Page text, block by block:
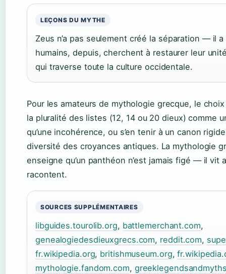
LEÇONS DU MYTHE
Zeus n’a pas seulement créé la séparation — il
humains, depuis, cherchent à restaurer leur
qui traverse toute la culture occidentale.
Pour les amateurs de mythologie grecque, le
la pluralité des listes (12, 14 ou 20 dieux) comme
qu’une incohérence, ou s’en tenir à un canon
diversité des croyances antiques. La mythologie
enseigne qu’un panthéon n’est jamais figé — il vit
racontent.
SOURCES SUPPLÉMENTAIRES
libguides.tourolib.org, battlemerchant.com,
genealogiedesdieuxgrecs.com, reddit.com,
fr.wikipedia.org, britishmuseum.org,
mythologie.fandom.com,